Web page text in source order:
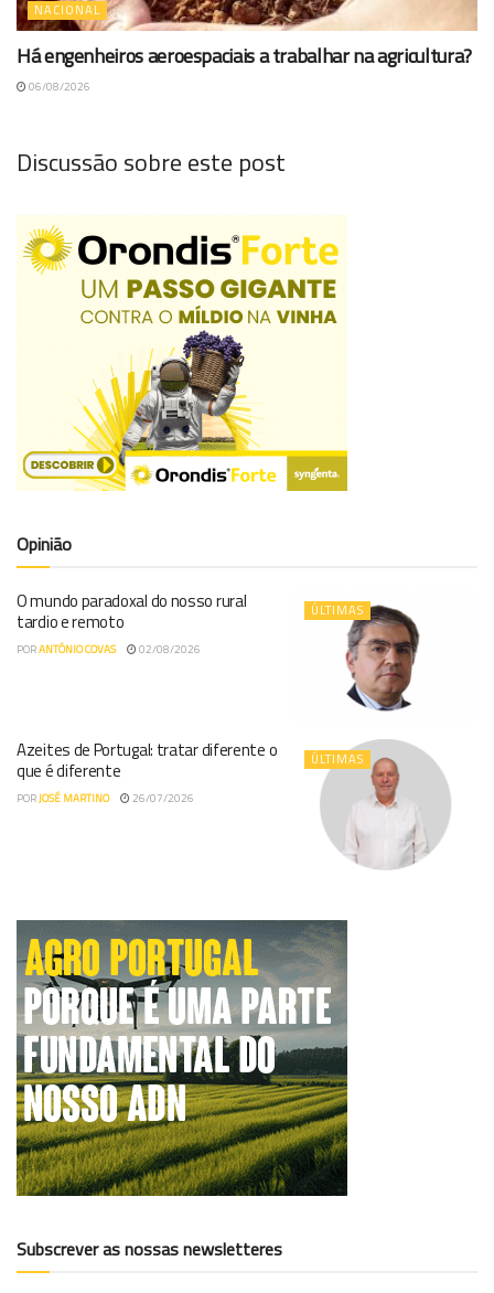
NACIONAL
Há engenheiros aeroespaciais a trabalhar na agricultura?
06/08/2026
Discussão sobre este post
Opinião
ÚLTIMAS
O mundo paradoxal do nosso rural
tardio e remoto
PORANTÓNIO COVAS 02/08/2026
ÚLTIMAS
Azeites de Portugal: tratar diferente o
que é diferente
PORJOSÉ MARTINO 26/07/2026
Subscrever as nossas newsletteres